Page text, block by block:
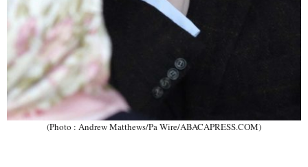
(Photo : Andrew Matthews/Pa Wire/ABACAPRESS.COM)